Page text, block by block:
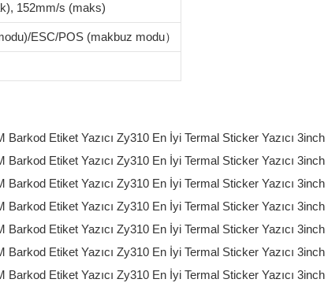
152mm/s (maks)
ESC/POS (makbuz modu）